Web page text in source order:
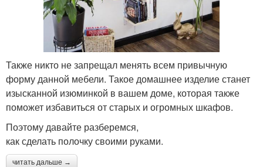
Также никто не запрещал менять всем привычную
форму данной мебели. Такое домашнее изделие станет
изысканной изюминкой в вашем доме, которая также
поможет избавиться от старых и огромных шкафов.
Поэтому давайте разберемся,
как сделать полочку своими руками.
читать дальше →